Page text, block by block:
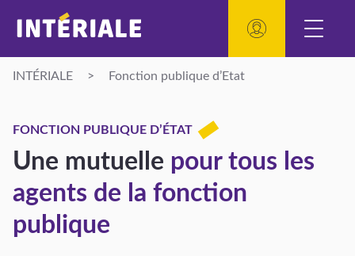
INTÉRIALE > Fonction publique d’Etat
FONCTION PUBLIQUE D’ÉTAT
Une mutuelle pour tous les
agents de la fonction
publique